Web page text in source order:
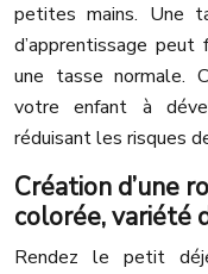
petites mains. Une
d’apprentissage
une tasse normale.
votre enfant à
réduisant les risques
Création d’une
colorée, variété
Rendez le petit